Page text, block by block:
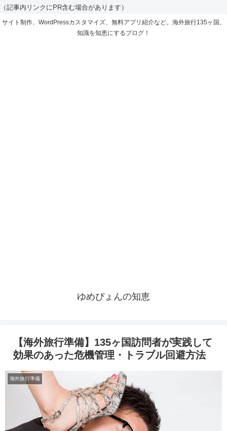
（記事内リンクにPR含む場合があります）
サイト制作、WordPressカスタマイズ、無料アプリ紹介など。海外旅行135ヶ国。
知識を知恵にするブログ！
ゆめぴょんの知恵
【海外旅行準備】135ヶ国訪問者が実践して
効果のあった危機管理・トラブル回避方法
海外旅行準備